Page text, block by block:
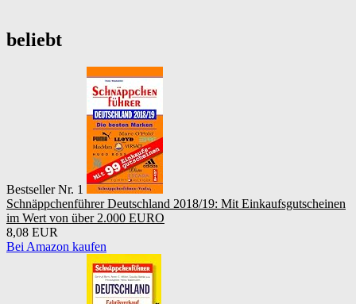
beliebt
Bestseller Nr. 1
Schnäppchenführer Deutschland 2018/19: Mit Einkaufsgutscheinen
im Wert von über 2.000 EURO
8,08 EUR
Bei Amazon kaufen